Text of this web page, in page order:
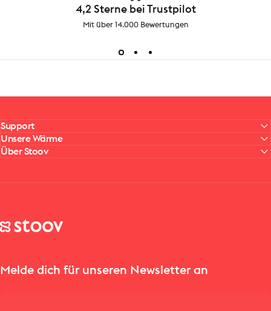
4,2 Sterne bei Trustpilot
Mit über 14.000 Bewertungen
Support
Unsere Wärme
Über Stoov
Stoov® | Cordless Heated Cushions & Blankets
Melde dich für unseren Newsletter an